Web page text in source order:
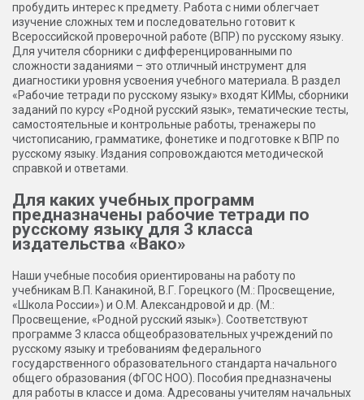
пробудить интерес к предмету. Работа с ними облегчает
изучение сложных тем и последовательно готовит к
Всероссийской проверочной работе (ВПР) по русскому языку.
Для учителя сборники с дифференцированными по
сложности заданиями – это отличный инструмент для
диагностики уровня усвоения учебного материала. В раздел
«Рабочие тетради по русскому языку» входят КИМы, сборники
заданий по курсу «Родной русский язык», тематические тесты,
самостоятельные и контрольные работы, тренажеры по
чистописанию, грамматике, фонетике и подготовке к ВПР по
русскому языку. Издания сопровождаются методической
справкой и ответами.
Для каких учебных программ
предназначены рабочие тетради по
русскому языку для 3 класса
издательства «Вако»
Наши учебные пособия ориентированы на работу по
учебникам В.П. Канакиной, В.Г. Горецкого (М.: Просвещение,
«Школа России») и О.М. Александровой и др. (М.:
Просвещение, «Родной русский язык»). Соответствуют
программе 3 класса общеобразовательных учреждений по
русскому языку и требованиям федерального
государственного образовательного стандарта начального
общего образования (ФГОС НОО). Пособия предназначены
для работы в классе и дома. Адресованы учителям начальных